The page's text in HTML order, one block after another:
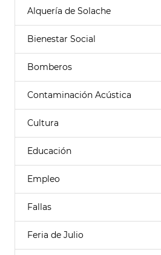
Alquería de Solache
Bienestar Social
Bomberos
Contaminación Acústica
Cultura
Educación
Empleo
Fallas
Feria de Julio